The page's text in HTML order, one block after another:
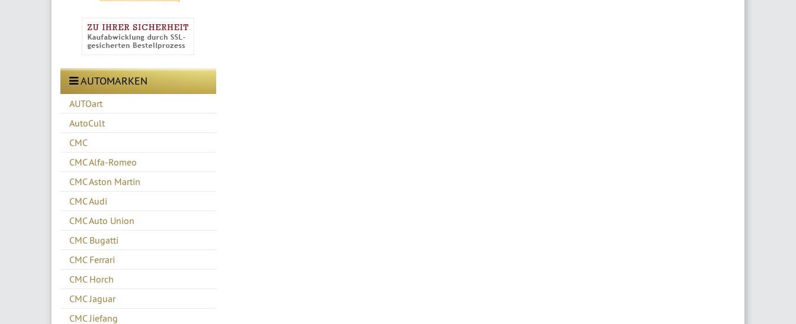
AUTOMARKEN
AUTOart
AutoCult
CMC
CMC Alfa-Romeo
CMC Aston Martin
CMC Audi
CMC Auto Union
CMC Bugatti
CMC Ferrari
CMC Horch
CMC Jaguar
CMC Jiefang